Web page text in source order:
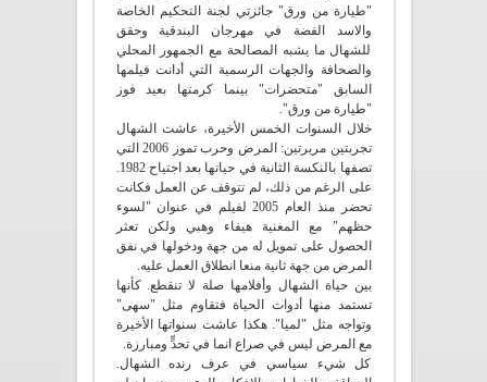
"طيارة من ورق" جائزتي لجنة التحكيم الخاصة
والاسد الفضة في مهرجان البندقية وحقق
للشهال ما يشبه المصالحة مع الجمهور المحلي
والصحافة والجهات الرسمية التي أدانت فيلمها
السابق "متحضرات" بينما كرمتها بعيد فوز
"طيارة من ورق".
خلال السنوات الخمس الأخيرة، عاشت الشهال
تجربتين مريرتين: المرض وحرب تموز 2006 التي
تصفها بالنكسة الثانية في حياتها بعد اجتياح 1982.
على الرغم من ذلك، لم تتوقف عن العمل فكانت
تحضر منذ العام 2005 لفيلم في عنوان "لسوء
حظهم" مع المغنية هيفاء وهبي ولكن تعثر
الحصول على تمويل له من جهة ودخولها في نفق
المرض من جهة ثانية منعا انطلاق العمل عليه.
بين حياة الشهال وأفلامها صلة لا تنقطع. كأنها
تستمد منها أدوات الحياة فتقاوم مثل "سهى"
وتواجه مثل "لميا". هكذا عاشت سنواتها الأخيرة
مع المرض ليس في صراع انما في تحدٍّ ومبارزة.
كل شيء سياسي في عرف رنده الشهال.